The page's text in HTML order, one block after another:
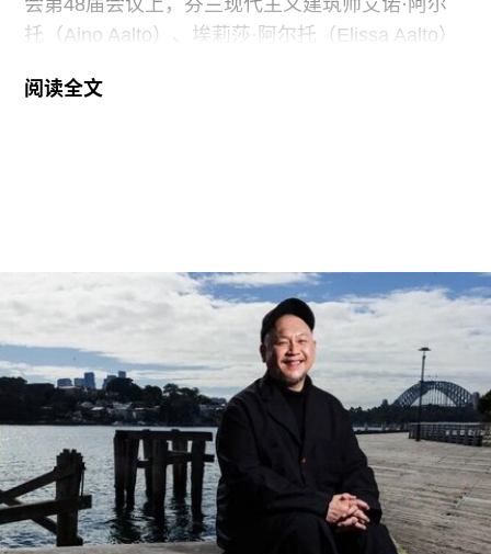
会第48届会议上，芬兰现代主义建筑师艾诺·阿尔
托（Aino Aalto）、埃莉莎·阿尔托（Elissa Aalto）
列入世界遗产名录。这组统称为“阿尔托作品”
空间，涵盖住宅、公共、市政、社区及文化建筑。
根据联合国教科文组织的说明，这些作品展现了“以
人为本、因地制宜且富有同理心的设计理念，体现
了芬兰对现代建筑的重要贡献”。
入选项目中最早期的代表作之一是位于赫尔辛基的
“阿尔瓦·阿尔托之家”（Aalto House，1936），由
阿尔瓦·阿尔托与其妻子艾诺·阿尔托共同设计，作
为两人的私人住宅。在13项作品中，有5项位于芬
兰首都赫尔辛基，包括文化之家（House of
阅读全文